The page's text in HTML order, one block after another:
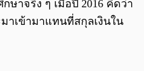
ษาจริง ๆ เมื่อปี 2016 คิดว่า
าเข้ามาแทนที่สกุลเงินใน